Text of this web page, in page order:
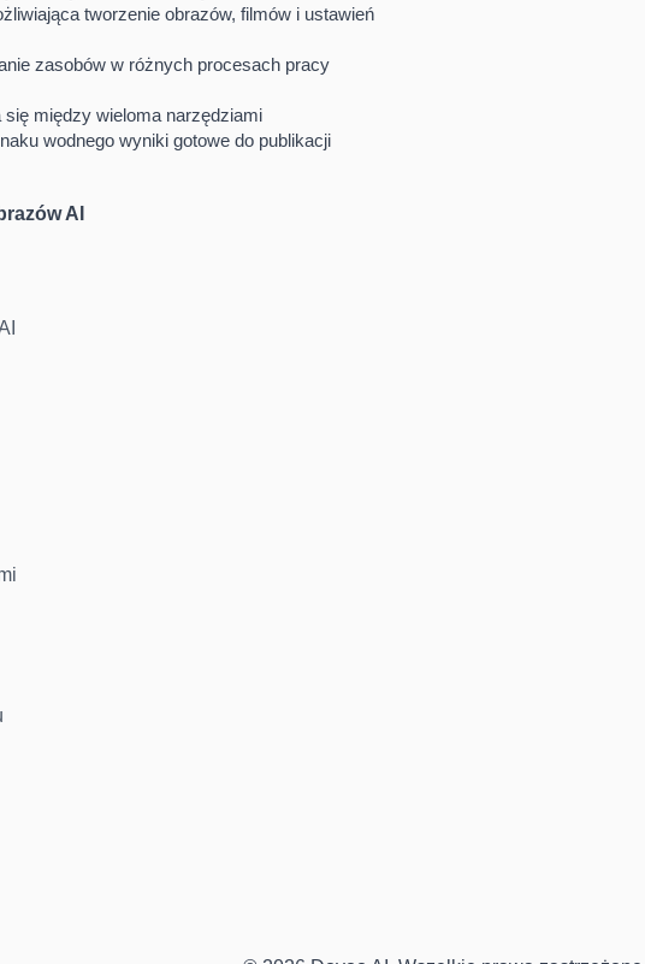
tworzenie obrazów, filmów i ustawień
zasobów w różnych procesach pracy
się między wieloma narzędziami
wodnego wyniki gotowe do publikacji
AI